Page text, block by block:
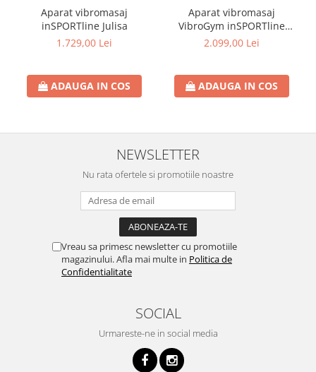
Aparat vibromasaj
inSPORTline Julisa
1.729,00 Lei
ADAUGA IN COS
Aparat vibromasaj
VibroGym inSPORTline
Lotus argintiu
2.099,00 Lei
ADAUGA IN COS
NEWSLETTER
Nu rata ofertele si promotiile noastre
Vreau sa primesc newsletter cu promotiile
magazinului. Afla mai multe in Politica de
Confidentialitate
SOCIAL
Urmareste-ne in social media